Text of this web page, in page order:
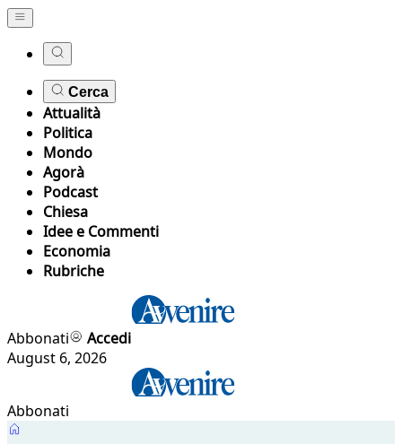
Cerca
Attualità
Politica
Mondo
Agorà
Podcast
Chiesa
Idee e Commenti
Economia
Rubriche
Abbonati
Accedi
August 6, 2026
Abbonati